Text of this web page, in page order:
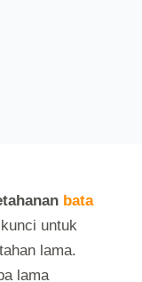
bata
untuk
lama.
lama